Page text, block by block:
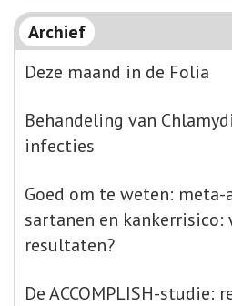
Archief
Deze maand in de Folia
Behandeling van
infecties
Goed om te weten: meta-
sartanen en kankerrisico:
resultaten?
De ACCOMPLISH-studie: